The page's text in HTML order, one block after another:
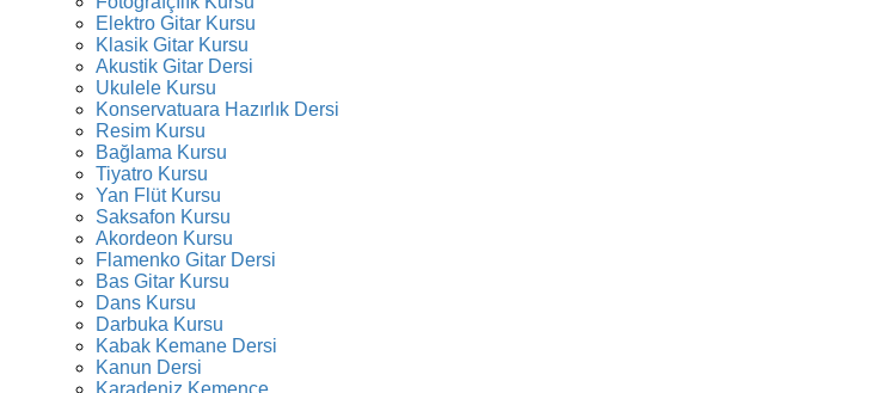
Elektro Gitar Kursu
Klasik Gitar Kursu
Akustik Gitar Dersi
Ukulele Kursu
Konservatuara Hazırlık Dersi
Resim Kursu
Bağlama Kursu
Tiyatro Kursu
Yan Flüt Kursu
Saksafon Kursu
Akordeon Kursu
Flamenko Gitar Dersi
Bas Gitar Kursu
Dans Kursu
Darbuka Kursu
Kabak Kemane Dersi
Kanun Dersi
Karadeniz Kemençe